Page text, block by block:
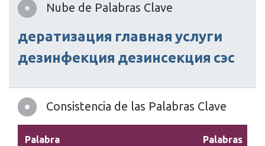
Nube de Palabras Clave
дератизация главная услуги
дезинфекция дезинсекция сэс
Consistencia de las Palabras Clave
Palabra
Palabras